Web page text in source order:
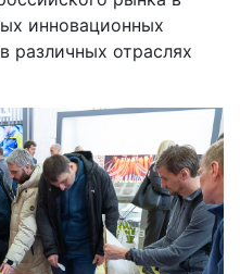
инновационных
различных отраслях